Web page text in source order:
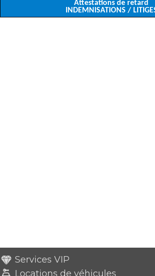
Attestations de retard
INDEMNISATIONS /
Services VIP
Locations de véhicules